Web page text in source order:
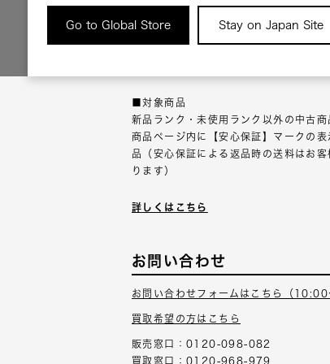
Go to Global Store Stay on Japan Site
返品について
■対象商品
新品ランク・未使用ランク以外の中古商
商品ページ内に【安心保証】マークの表
品（安心保証による返品時の送料はお客
ります）
詳しくはこちら
お問い合わせ
お問い合わせフォームはこちら（
買取希望の方はこちら
販売窓口：0120-098-082
買取窓口：0120-968-979